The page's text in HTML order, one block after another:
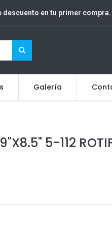
descuento en tu primer
Galería
5-112